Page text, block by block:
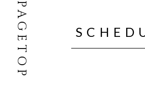
PAGETOP